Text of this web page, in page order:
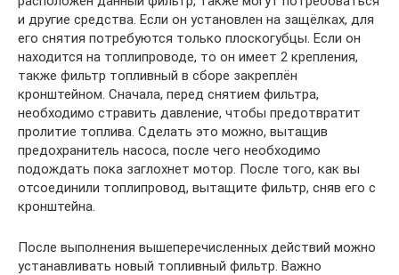
и другие средства. Если он установлен на защёлках, для
его снятия потребуются только плоскогубцы. Если он
находится на топлипроводе, то он имеет 2 крепления,
также фильтр топливный в сборе закреплён
кронштейном. Сначала, перед снятием фильтра,
необходимо стравить давление, чтобы предотвратит
пролитие топлива. Сделать это можно, вытащив
предохранитель насоса, после чего необходимо
подождать пока заглохнет мотор. После того, как вы
отсоединили топлипровод, вытащите фильтр, сняв его с
кронштейна.
После выполнения вышеперечисленных действий можно
устанавливать новый топливный фильтр. Важно